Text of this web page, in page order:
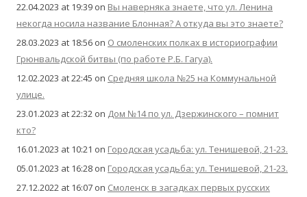
22.04.2023 at 19:39 on Вы наверняка знаете, что ул. Ленина
некогда носила название Блонная? А откуда вы это знаете?
28.03.2023 at 18:56 on О смоленских полках в историографии
Грюнвальдской битвы (по работе Р.Б. Гагуа).
12.02.2023 at 22:45 on Средняя школа №25 на Коммунальной
улице.
23.01.2023 at 22:32 on Дом №14 по ул. Дзержинского – помнит
кто?
16.01.2023 at 10:21 on Городская усадьба: ул. Тенишевой, 21-23.
05.01.2023 at 16:28 on Городская усадьба: ул. Тенишевой, 21-23.
27.12.2022 at 16:07 on Смоленск в загадках первых русских